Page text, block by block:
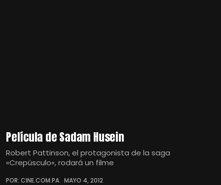
Película de Sadam Husein
Robert Pattinson, el protagonista de la saga
«Crepúsculo«, rodará un filme
POR: CINE.COM.PA MAYO 4, 2012